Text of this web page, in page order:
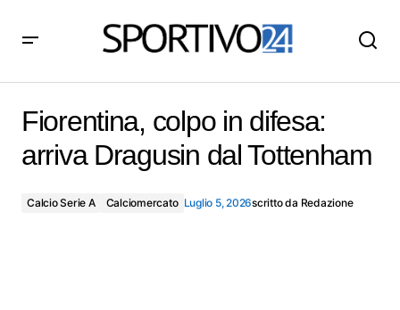
Fiorentina, colpo in difesa:
arriva Dragusin dal Tottenham
Calcio Serie A Calciomercato Luglio 5, 2026scritto da Redazione